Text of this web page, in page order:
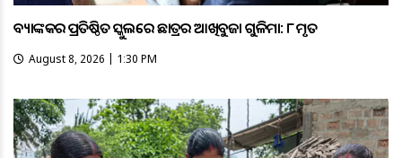
ବ୍ୟାଙ୍କକର ପ୍ରତିଷ୍ଠିତ ସ୍କୁଲରେ ଛାତ୍ରର ଆଖିବୁଜା ଗୁଳିମାଡ଼: ୮ ମୃତ
August 8, 2026 | 1:30 PM